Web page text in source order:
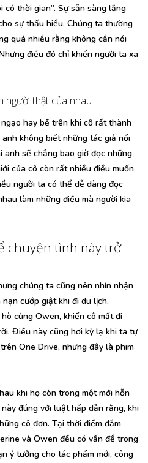
có thời gian”. Sự sẵn sàng lắng
sự thấu hiểu. Chúng ta thường
quá nhiều rằng không cần nói
điều đó chỉ khiến người ta xa
người thật của nhau
hay bề trên khi cô rất thành
không biết những tác giả nổi
anh sẽ chẳng bao giờ đọc những
của cô còn rất nhiều điều muốn
người ta có thể dễ dàng đọc
làm những điều mà người kia
chuyện tình này trở
chúng ta cũng nên nhìn nhận
cướp giật khi đi du lịch.
cùng Owen, khiến cô mất đi
Điều này cũng hơi kỳ lạ khi ta tự
One Drive, nhưng đây là phim
khi họ còn trong một mới hỗn
đúng với luật hấp dẫn rằng, khi
cô đơn. Tại thời điểm đắm
và Owen đều có vấn đề trong
ý tưởng cho tác phẩm mới, công